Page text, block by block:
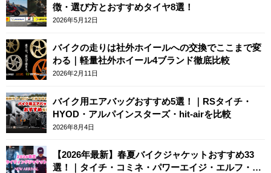
徴・選び方とおすすめタイヤ8選！
2026年5月12日
バイクの走りは社外ホイールへの交換でここまで変
わる｜軽量社外ホイール4ブランド徹底比較
2026年2月11日
バイク用エアバッグおすすめ5選！｜RSタイチ・
HYOD・アルパインスターズ・hit-airを比較
2026年8月4日
【2026年最新】春夏バイクジャケットおすすめ33
選！｜タイチ・コミネ・パワーエイジ・エルフ・エ